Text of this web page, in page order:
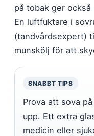
på tobak ger
En luftfuktare i
(tandvårdsexpert)
munskölj för att
SNABBT TIPS
Prova att sova
upp. Ett extra
medicin eller